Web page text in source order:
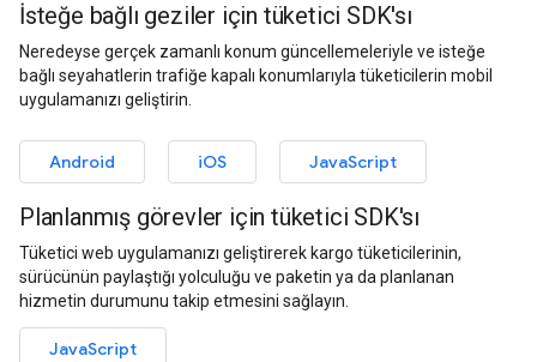
İsteğe bağlı geziler için tüketici SDK'sı
Neredeyse gerçek zamanlı konum güncellemeleriyle ve isteğe
bağlı seyahatlerin trafiğe kapalı konumlarıyla tüketicilerin mobil
uygulamanızı geliştirin.
Android iOS JavaScript
Planlanmış görevler için tüketici SDK'sı
Tüketici web uygulamanızı geliştirerek kargo tüketicilerinin,
sürücünün paylaştığı yolculuğu ve paketin ya da planlanan
hizmetin durumunu takip etmesini sağlayın.
JavaScript